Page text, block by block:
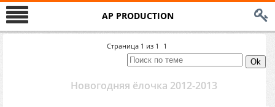
AP PRODUCTION
Страница 1 из 1 1
Новогодняя ёлочка 2012-2013